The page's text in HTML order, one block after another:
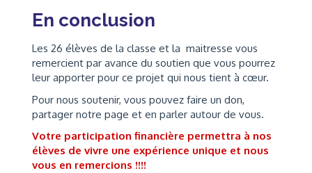
En conclusion
Les 26 élèves de la classe et la maitresse vous
remercient par avance du soutien que vous pourrez
leur apporter pour ce projet qui nous tient à cœur.
Pour nous soutenir, vous pouvez faire un don,
partager notre page et en parler autour de vous.
Votre participation financière permettra à nos
élèves de vivre une expérience unique et nous
vous en remercions !!!!